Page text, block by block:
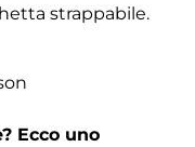
strappabile.
Ecco uno